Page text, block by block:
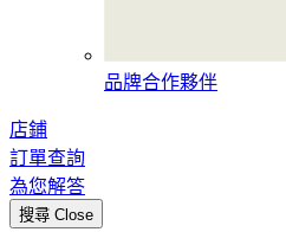
品牌合作夥伴
店鋪
訂單查詢
為您解答
搜尋 Close